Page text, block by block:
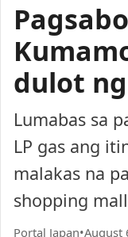
dulot
Lumabas sa
LP gas ang
malakas na
shopping
Portal Japan•August